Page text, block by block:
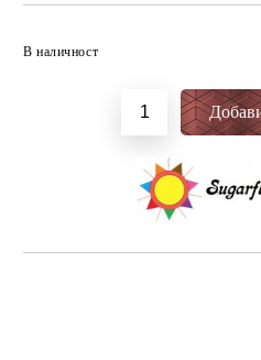
В наличност